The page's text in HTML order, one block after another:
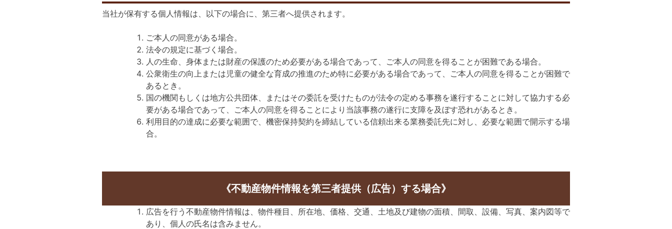
当社が保有する個人情報は、以下の場合に、第三者へ提供されます。
ご本人の同意がある場合。
法令の規定に基づく場合。
人の生命、身体または財産の保護のため必要がある場合であって、ご本人の同意を得ることが困難である場合。
公衆衛生の向上または児童の健全な育成の推進のため特に必要がある場合であって、ご本人の同意を得ることが困難で
あるとき。
国の機関もしくは地方公共団体、またはその委託を受けたものが法令の定める事務を遂行することに対して協力する必
要がある場合であって、ご本人の同意を得ることにより当該事務の遂行に支障を及ぼす恐れがあるとき。
利用目的の達成に必要な範囲で、機密保持契約を締結している信頼出来る業務委託先に対し、必要な範囲で開示する場
合。
《不動産物件情報を第三者提供（広告）する場合》
広告を行う不動産物件情報は、物件種目、所在地、価格、交通、土地及び建物の面積、間取、設備、写真、案内図等で
あり、個人の氏名は含みません。